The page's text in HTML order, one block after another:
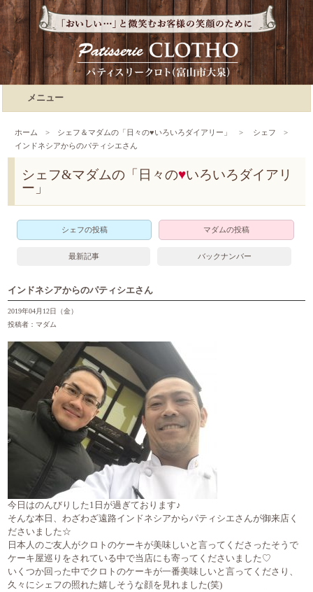
メニュー
ホーム > シェフ＆マダムの「日々の♥いろいろダイアリー」 > シェフ
>
インドネシアからのパティシエさん
シェフ&マダムの「日々の♥いろいろダイアリ
ー」
シェフの投稿 マダムの投稿
最新記事 バックナンバー
インドネシアからのパティシエさん
2019年04月12日（金）
投稿者：マダム
今日はのんびりした1日が過ぎております♪
そんな本日、わざわざ遠路インドネシアからパティシエさんが御来店く
ださいました☆
日本人のご友人がクロトのケーキが美味しいと言ってくださったそうで
ケーキ屋巡りをされている中で当店にも寄ってくださいました♡
いくつか回った中でクロトのケーキが一番美味しいと言ってくださり、
久々にシェフの照れた嬉しそうな顔を見れました(笑)